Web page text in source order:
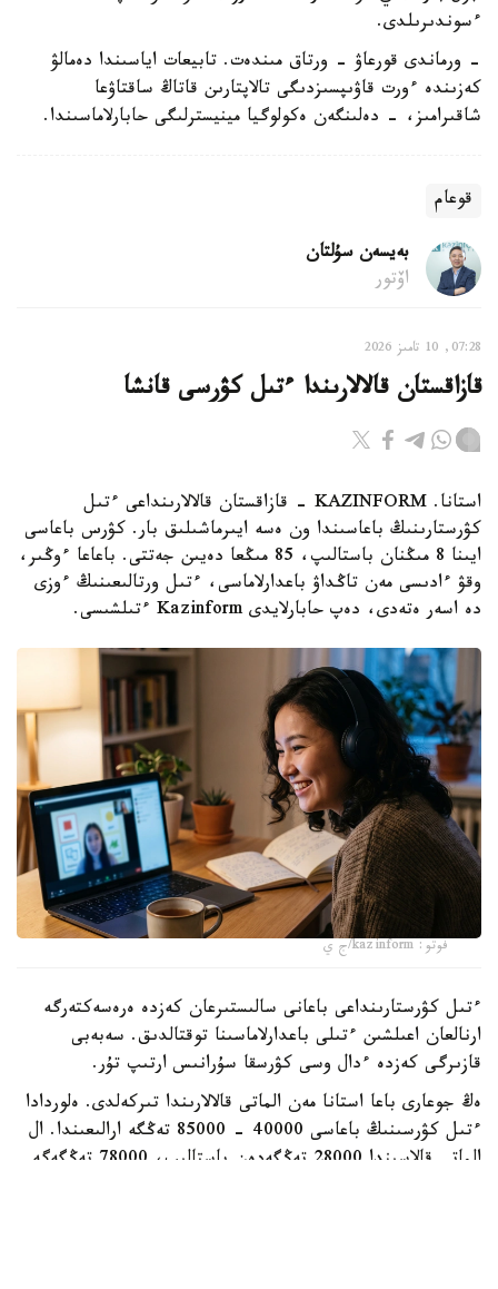
ءسوندىرىلدى.
- ورماندى قورعاۋ - ورتاق مىندەت. تابيعات اياسىندا دەمالۋ
كەزىندە ءورت قاۋىپسىزدىگى تالاپتارىن قاتاڭ ساقتاۋعا
شاقىرامىز، - دەلىنگەن ەكولوگيا مينيسترلىگى حابارلاماسىندا.
قوعام
بەيسەن سۇلتان
اۆتور
07:28, 10 تامىز 2026
قازاقستان قالالارىندا ءتىل كۋرسى قانشا
استانا. KAZINFORM - قازاقستان قالالارىنداعى ءتىل
كۋرستارىنىڭ باعاسىندا ون ەسە ايىرماشىلىق بار. كۋرس باعاسى
ايىنا 8 مىڭنان باستالىپ، 85 مىڭعا دەيىن جەتتى. باعاعا ءوڭىر،
وقۋ ءادىسى مەن تاڭداۋ باعدارلاماسى، ءتىل ورتالىعىنىڭ ءوزى
دە اسەر ەتەدى، دەپ حابارلايدى Kazinform ءتىلشىسى.
فوتو: kazinform/ج ي
ءتىل كۋرستارىنداعى باعانى سالىستىرعان كەزدە ەرەسەكتەرگە
ارنالعان اعىلشىن ءتىلى باعدارلاماسىنا توقتالدىق. سەبەبى
قازىرگى كەزدە ءدال وسى كۋرسقا سۇرانىس ارتىپ تۇر.
ەڭ جوعارى باعا استانا مەن الماتى قالالارىندا تىركەلدى. ەلوردادا
ءتىل كۋرسىنىڭ باعاسى 40000 - 85000 تەڭگە ارالىعىندا. ال
الماتى قالاسىندا 28000 تەڭگەدەن باستالىپ، 78000 تەڭگەگە